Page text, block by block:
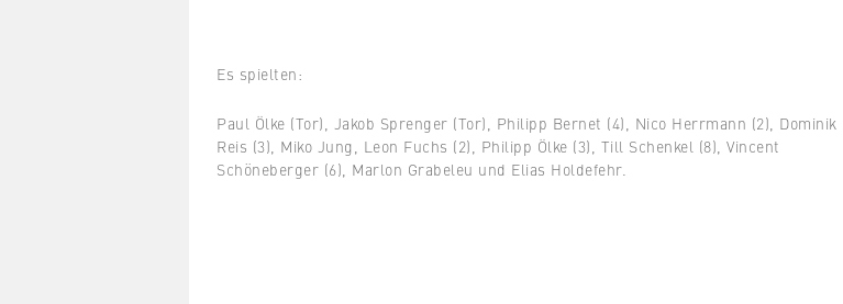
Es spielten:
Paul Ölke (Tor), Jakob Sprenger (Tor), Philipp Bernet (4), Nico Herrmann (2), Dominik
Reis (3), Miko Jung, Leon Fuchs (2), Philipp Ölke (3), Till Schenkel (8), Vincent
Schöneberger (6), Marlon Grabeleu und Elias Holdefehr.